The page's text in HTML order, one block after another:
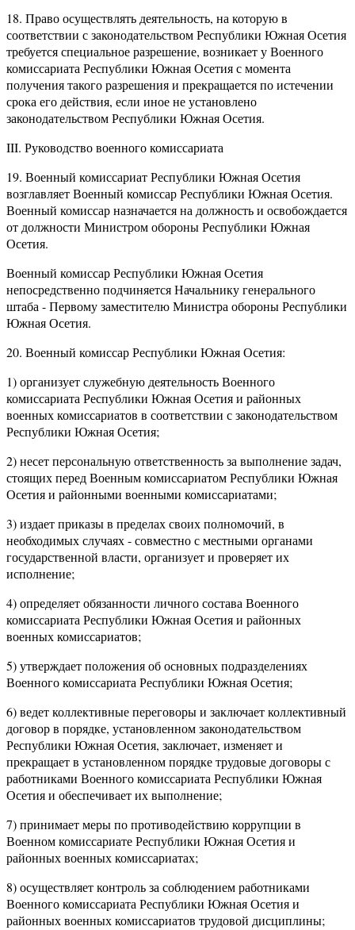
18. Право осуществлять деятельность, на которую в
соответствии с законодательством Республики Южная Осетия
требуется специальное разрешение, возникает у Военного
комиссариата Республики Южная Осетия с момента
получения такого разрешения и прекращается по истечении
срока его действия, если иное не установлено
законодательством Республики Южная Осетия.
III. Руководство военного комиссариата
19. Военный комиссариат Республики Южная Осетия
возглавляет Военный комиссар Республики Южная Осетия.
Военный комиссар назначается на должность и освобождается
от должности Министром обороны Республики Южная
Осетия.
Военный комиссар Республики Южная Осетия
непосредственно подчиняется Начальнику генерального
штаба - Первому заместителю Министра обороны Республики
Южная Осетия.
20. Военный комиссар Республики Южная Осетия:
1) организует служебную деятельность Военного
комиссариата Республики Южная Осетия и районных
военных комиссариатов в соответствии с законодательством
Республики Южная Осетия;
2) несет персональную ответственность за выполнение задач,
стоящих перед Военным комиссариатом Республики Южная
Осетия и районными военными комиссариатами;
3) издает приказы в пределах своих полномочий, в
необходимых случаях - совместно с местными органами
государственной власти, организует и проверяет их
исполнение;
4) определяет обязанности личного состава Военного
комиссариата Республики Южная Осетия и районных
военных комиссариатов;
5) утверждает положения об основных подразделениях
Военного комиссариата Республики Южная Осетия;
6) ведет коллективные переговоры и заключает коллективный
договор в порядке, установленном законодательством
Республики Южная Осетия, заключает, изменяет и
прекращает в установленном порядке трудовые договоры с
работниками Военного комиссариата Республики Южная
Осетия и обеспечивает их выполнение;
7) принимает меры по противодействию коррупции в
Военном комиссариате Республики Южная Осетия и
районных военных комиссариатах;
8) осуществляет контроль за соблюдением работниками
Военного комиссариата Республики Южная Осетия и
районных военных комиссариатов трудовой дисциплины;